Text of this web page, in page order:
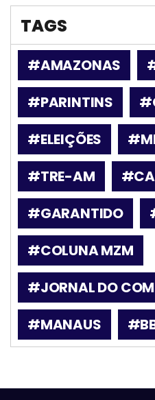
TAGS
#AMAZONAS
#PARINTINS
#ELEIÇÕES
#TRE-AM
#GARANTIDO
#COLUNA MZM
#JORNAL DO
#MANAUS